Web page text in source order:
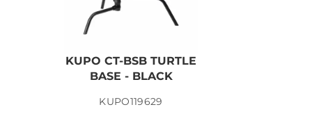
KUPO CT-BSB TURTLE
BASE - BLACK
KUPO119629